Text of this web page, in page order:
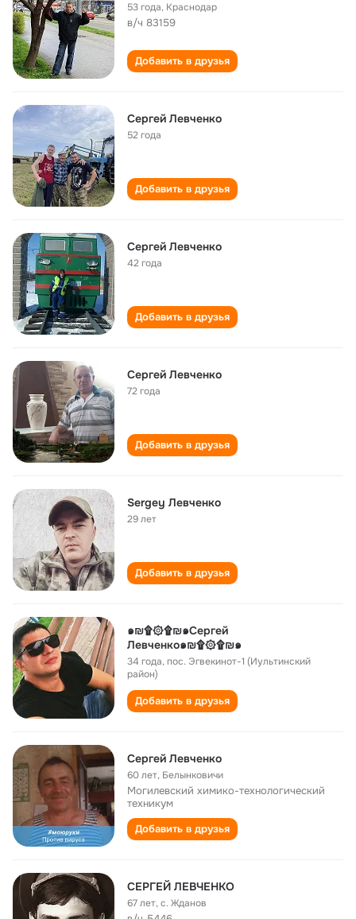
53 года, Краснодар
в/ч 83159
Добавить в друзья
Сергей Левченко
52 года
Добавить в друзья
Сергей Левченко
42 года
Добавить в друзья
Сергей Левченко
72 года
Добавить в друзья
Sergey Левченко
29 лет
Добавить в друзья
๑₪۩۞۩₪๑Сергей
Левченко๑₪۩۞۩₪๑
34 года,пос. Эгвекинот-1 (Иультинский
район)
Добавить в друзья
Сергей Левченко
60 лет, Белынковичи
Могилевский химико-технологический
техникум
Добавить в друзья
СЕРГЕЙ ЛЕВЧЕНКО
67 лет,с. Жданов